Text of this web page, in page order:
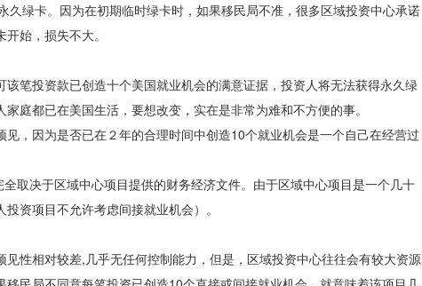
绿卡。因为在初期临时绿卡时，如果移民局不准，很多区域投资中心承诺
始，损失不大。
笔投资款已创造十个美国就业机会的满意证据，投资人将无法获得永久绿
庭都已在美国生活，要想改变，实在是非常为难和不方便的事。
，因为是否已在２年的合理时间中创造10个就业机会是一个自己在经营过
取决于区域中心项目提供的财务经济文件。由于区域中心项目是一个几十
资项目不允许考虑间接就业机会）。
性相对较差,几乎无任何控制能力，但是，区域投资中心往往会有较大资源